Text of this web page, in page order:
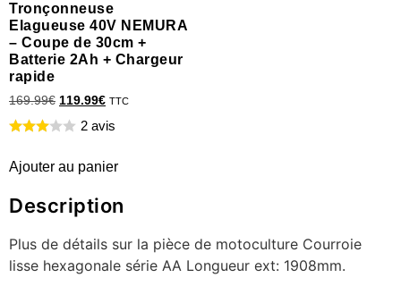
Tronçonneuse
Elagueuse 40V NEMURA
– Coupe de 30cm +
Batterie 2Ah + Chargeur
rapide
169.99€ 119.99€ TTC
2 avis
Ajouter au panier
Description
Plus de détails sur la pièce de motoculture Courroie
lisse hexagonale série AA Longueur ext: 1908mm.